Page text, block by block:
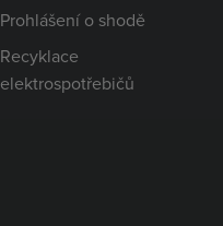
Prohlášení o shodě
Recyklace
elektrospotřebičů